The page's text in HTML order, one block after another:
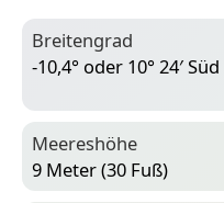
Breitengrad
-10,4° oder 10° 24′ Süd
Meereshöhe
9 Meter (30 Fuß)